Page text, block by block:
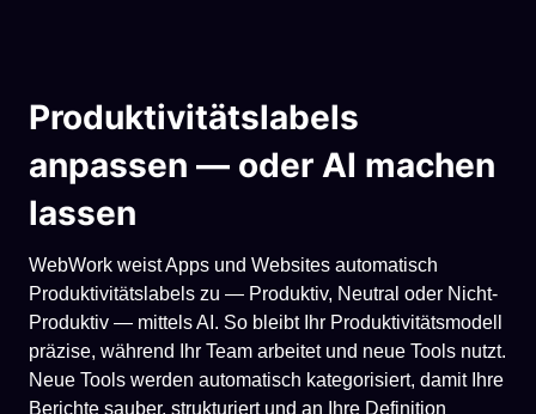
Produktivitätslabels
anpassen — oder AI machen
lassen
WebWork weist Apps und Websites automatisch
Produktivitätslabels zu — Produktiv, Neutral oder Nicht-
Produktiv — mittels AI. So bleibt Ihr Produktivitätsmodell
präzise, während Ihr Team arbeitet und neue Tools nutzt.
Neue Tools werden automatisch kategorisiert, damit Ihre
Berichte sauber, strukturiert und an Ihre Definition